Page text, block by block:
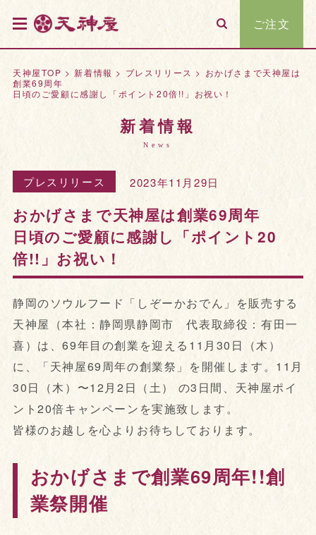
ご注文
天神屋TOP >新着情報 > プレスリリース > おかげさまで天神屋は
創業69周年
日頃のご愛顧に感謝し「ポイント20倍!!」お祝い！
新着情報
News
プレスリリース 2023年11月29日
おかげさまで天神屋は創業69周年
日頃のご愛顧に感謝し「ポイント20
倍!!」お祝い！
静岡のソウルフード「しぞーかおでん」を販売する
天神屋（本社：静岡県静岡市 代表取締役：有田一
喜）は、69年目の創業を迎える11月30日（木）
に、「天神屋69周年の創業祭」を開催します。11月
30日（木）〜12月2日（土） の3日間、天神屋ポイ
ント20倍キャンペーンを実施致します。
皆様のお越しを心よりお待ちしております。
おかげさまで創業69周年!!創
業祭開催